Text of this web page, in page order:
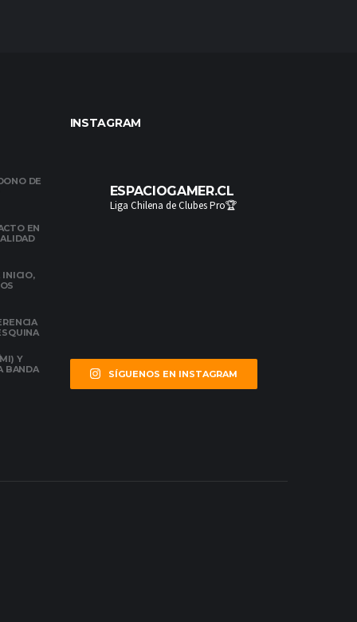
DE
EN
INICIO,
Y
BANDA
INSTAGRAM
ESPACIOGAMER.CL
Liga Chilena de Clubes Pro🏆
SÍGUENOS EN INSTAGRAM